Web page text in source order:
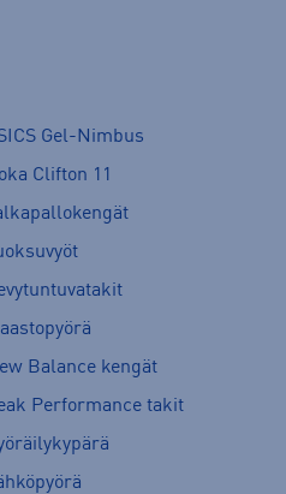
Gel-Nimbus
Clifton 11
Balance kengät
Performance takit